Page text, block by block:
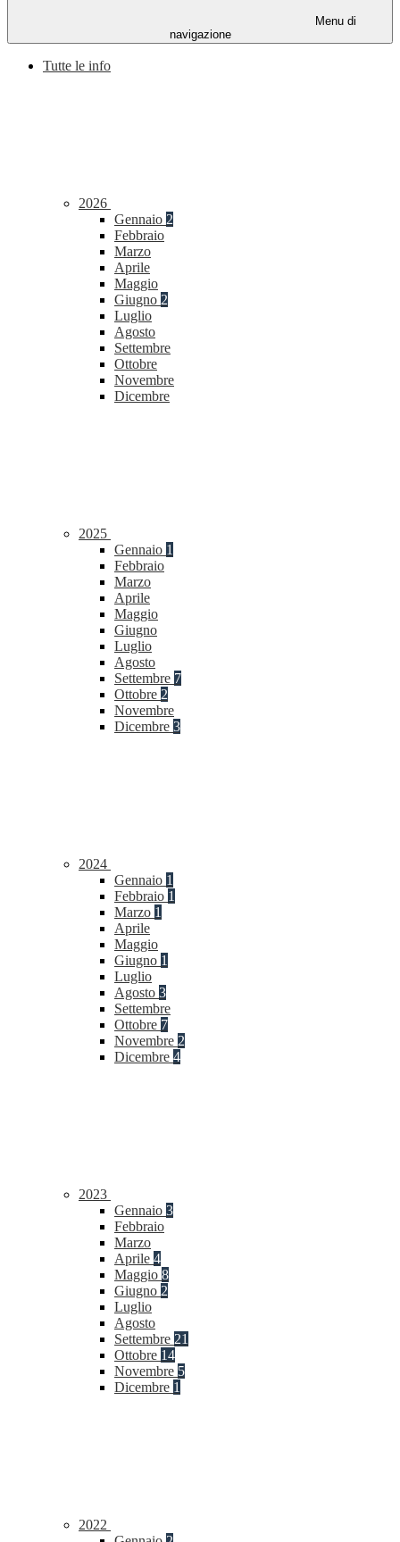
Menu di
navigazione
Tutte le info
2026
Gennaio 2
Febbraio
Marzo
Aprile
Maggio
Giugno 2
Luglio
Agosto
Settembre
Ottobre
Novembre
Dicembre
2025
Gennaio 1
Febbraio
Marzo
Aprile
Maggio
Giugno
Luglio
Agosto
Settembre 7
Ottobre 2
Novembre
Dicembre 3
2024
Gennaio 1
Febbraio 1
Marzo 1
Aprile
Maggio
Giugno 1
Luglio
Agosto 3
Settembre
Ottobre 7
Novembre 2
Dicembre 4
2023
Gennaio 3
Febbraio
Marzo
Aprile 4
Maggio 8
Giugno 2
Luglio
Agosto
Settembre 21
Ottobre 14
Novembre 5
Dicembre 1
2022